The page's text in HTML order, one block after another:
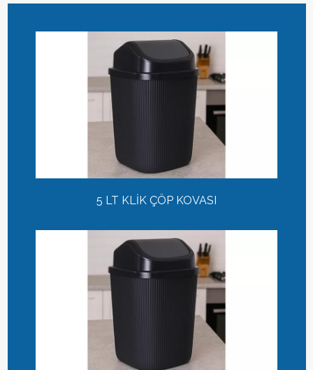
5 LT KLİK ÇÖP KOVASI